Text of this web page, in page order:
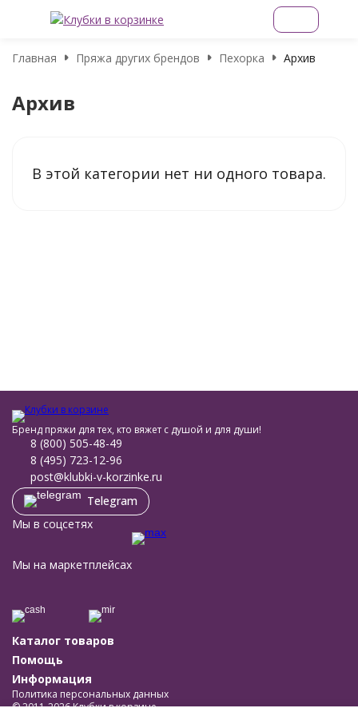
Главная Пряжа других брендов Пехорка Архив
Архив
В этой категории нет ни одного товара.
Бренд пряжи для тех, кто вяжет с душой и для души!
8 (800) 505-48-49
8 (495) 723-12-96
post@klubki-v-korzinke.ru
Telegram
Мы в соцсетях
Мы на маркетплейсах
Каталог товаров
Помощь
Информация
Политика персональных данных
© 2011-2026 Клубки в корзине